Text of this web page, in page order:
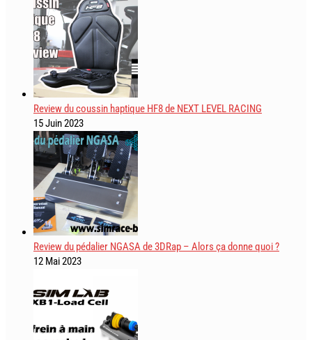
Review du coussin haptique HF8 de NEXT LEVEL RACING
15 Juin 2023
Review du pédalier NGASA de 3DRap – Alors ça donne quoi ?
12 Mai 2023